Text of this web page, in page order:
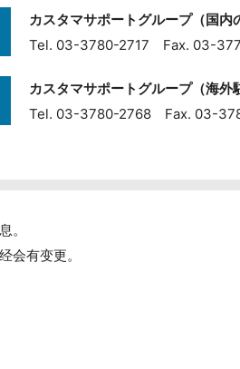
カスタマサポートグループ（国内
Tel. 03-3780-2717 Fax. 03-
カスタマサポートグループ（海外
Tel. 03-3780-2768 Fax. 03-
。
会有变更。